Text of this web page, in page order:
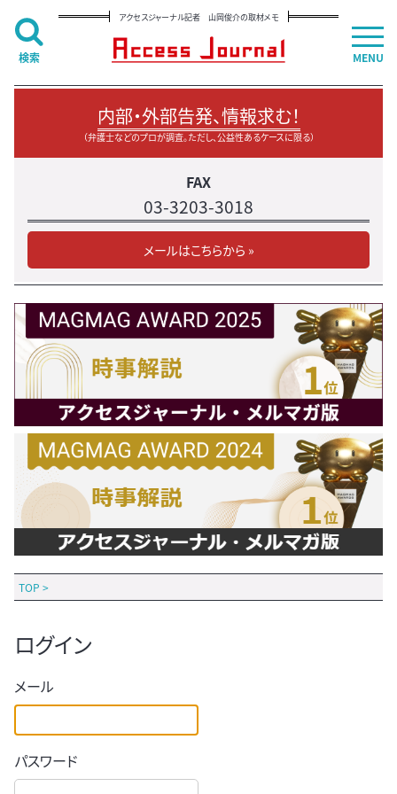
アクセスジャーナル記者 山岡俊介の取材メモ
内部・外部告発、情報求む！
（弁護士などのプロが調査。ただし、公益性あるケースに限る）
FAX
03-3203-3018
メールはこちらから »
TOP >
ログイン
メール
パスワード
MENU
検索